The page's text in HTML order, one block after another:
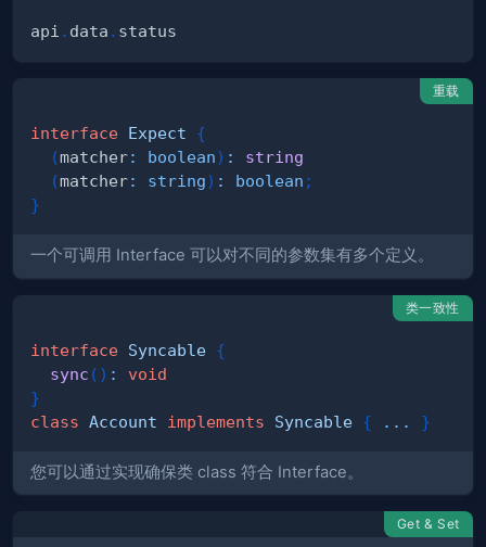
api . data .
重载
interface Expect
{
(matcher: boolean) :
string
(matcher: string) : boolean ;
}
一个可调用 Interface 可以对不同的参数集有多个定义。
类一致性
interface Syncable {
sync ( ) :
void
}
class Account implements Syncable { ... }
您可以通过实现确保类 class 符合 Interface。
Get & Set